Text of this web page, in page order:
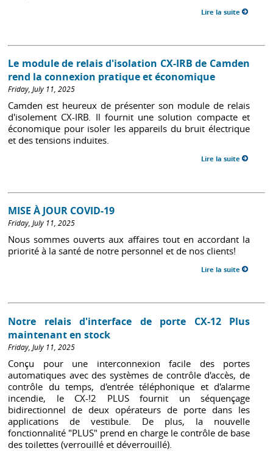
Lire la suite
Le module de relais d'isolation CX-IRB de Camden
rend la connexion pratique et économique
Friday, July 11, 2025
Camden est heureux de présenter son module de relais
d'isolement CX-IRB. Il fournit une solution compacte et
économique pour isoler les appareils du bruit électrique
et des tensions induites.
Lire la suite
MISE À JOUR COVID-19
Friday, July 11, 2025
Nous sommes ouverts aux affaires tout en accordant la
priorité à la santé de notre personnel et de nos clients!
Lire la suite
Notre relais d'interface de porte CX-12 Plus
maintenant en stock
Friday, July 11, 2025
Conçu pour une interconnexion facile des portes
automatiques avec des systèmes de contrôle d'accès, de
contrôle du temps, d'entrée téléphonique et d'alarme
incendie, le CX-!2 PLUS fournit un séquençage
bidirectionnel de deux opérateurs de porte dans les
applications de vestibule. De plus, la nouvelle
fonctionnalité "PLUS" prend en charge le contrôle de base
des toilettes (verrouillé et déverrouillé).